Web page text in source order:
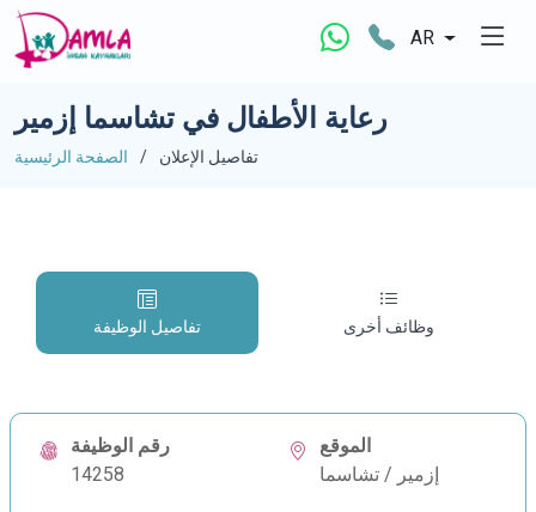
AR
رعاية الأطفال في تشاسما إزمير
الصفحة الرئيسية تفاصيل الإعلان
تفاصيل الوظيفة وظائف أخرى
رقم الوظيفة
14258
الموقع
إزمير / تشاسما